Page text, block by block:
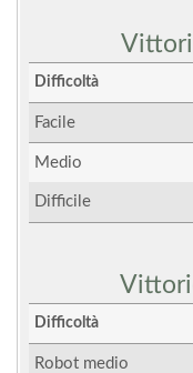
Difficoltà
Facile
Medio
Difficile
Difficoltà
Robot medio